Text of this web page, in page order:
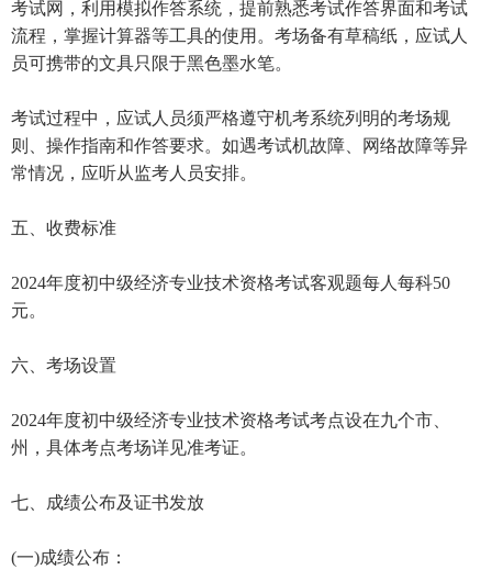
考试网，利用模拟作答系统，提前熟悉考试作答界面和考试
流程，掌握计算器等工具的使用。考场备有草稿纸，应试人
员可携带的文具只限于黑色墨水笔。
考试过程中，应试人员须严格遵守机考系统列明的考场规
则、操作指南和作答要求。如遇考试机故障、网络故障等异
常情况，应听从监考人员安排。
五、收费标准
2024年度初中级经济专业技术资格考试客观题每人每科50
元。
六、考场设置
2024年度初中级经济专业技术资格考试考点设在九个市、
州，具体考点考场详见准考证。
七、成绩公布及证书发放
(一)成绩公布：